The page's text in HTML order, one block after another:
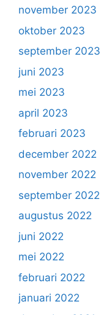
november 2023
oktober 2023
september 2023
juni 2023
mei 2023
april 2023
februari 2023
december 2022
november 2022
september 2022
augustus 2022
juni 2022
mei 2022
februari 2022
januari 2022